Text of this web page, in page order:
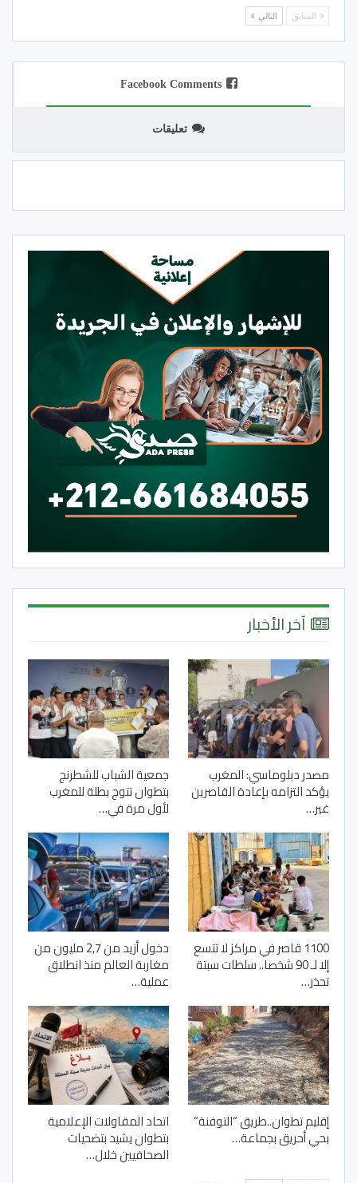
السابق التالي
Facebook Comments
تعليقات
آخر الأخبار
مصدر دبلوماسي: المغرب
يؤكد التزامه بإعادة القاصرين
غير…
جمعية الشباب للشطرنج
بتطوان تتوج بطلة للمغرب
لأول مرة في…
1100 قاصر في مراكز لا تتسع
إلا لـ 90 شخصا.. سلطات سبتة
تحذر…
دخول أزيد من 2,7 مليون من
مغاربة العالم منذ انطلاق
عملية…
إقليم تطوان..طريق “التوفنة”
بحي أحريق بجماعة…
اتحاد المقاولات الإعلامية
بتطوان يشيد بتضحيات
الصحافيين خلال…